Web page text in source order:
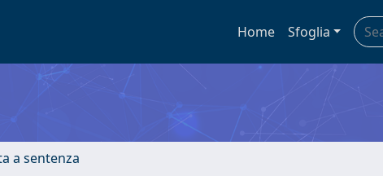
Home Sfoglia
a sentenza